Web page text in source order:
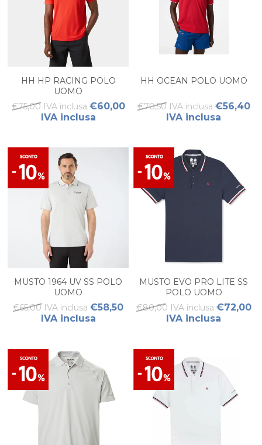
HH HP RACING POLO
UOMO
€75,00 IVA inclusa €60,00
IVA inclusa
HH OCEAN POLO UOMO
€70,50 IVA inclusa €56,40
IVA inclusa
MUSTO 1964 UV SS POLO
UOMO
€65,00 IVA inclusa €58,50
IVA inclusa
MUSTO EVO PRO LITE SS
POLO UOMO
€80,00 IVA inclusa €72,00
IVA inclusa